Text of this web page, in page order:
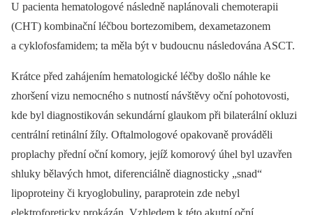
U pacienta hematologové následně naplánovali chemoterapii
(CHT) kombinační léčbou bortezomibem, dexametazonem
a cyklofosfamidem; ta měla být v budoucnu následována ASCT.
Krátce před zahájením hematologické léčby došlo náhle ke
zhoršení vizu nemocného s nutností návštěvy oční pohotovosti,
kde byl diagnostikován sekundární glaukom při bilaterální okluzi
centrální retinální žíly. Oftalmologové opakovaně prováděli
proplachy přední oční komory, jejíž komorový úhel byl uzavřen
shluky bělavých hmot, diferenciálně diagnosticky „snad“
lipoproteiny či kryoglobuliny, paraprotein zde nebyl